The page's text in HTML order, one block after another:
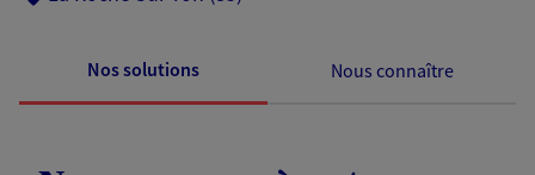
Nos solutions Nous connaître